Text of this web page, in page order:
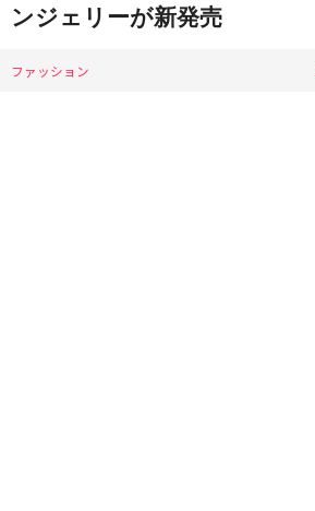
ンジェリーが新発売
ファッション